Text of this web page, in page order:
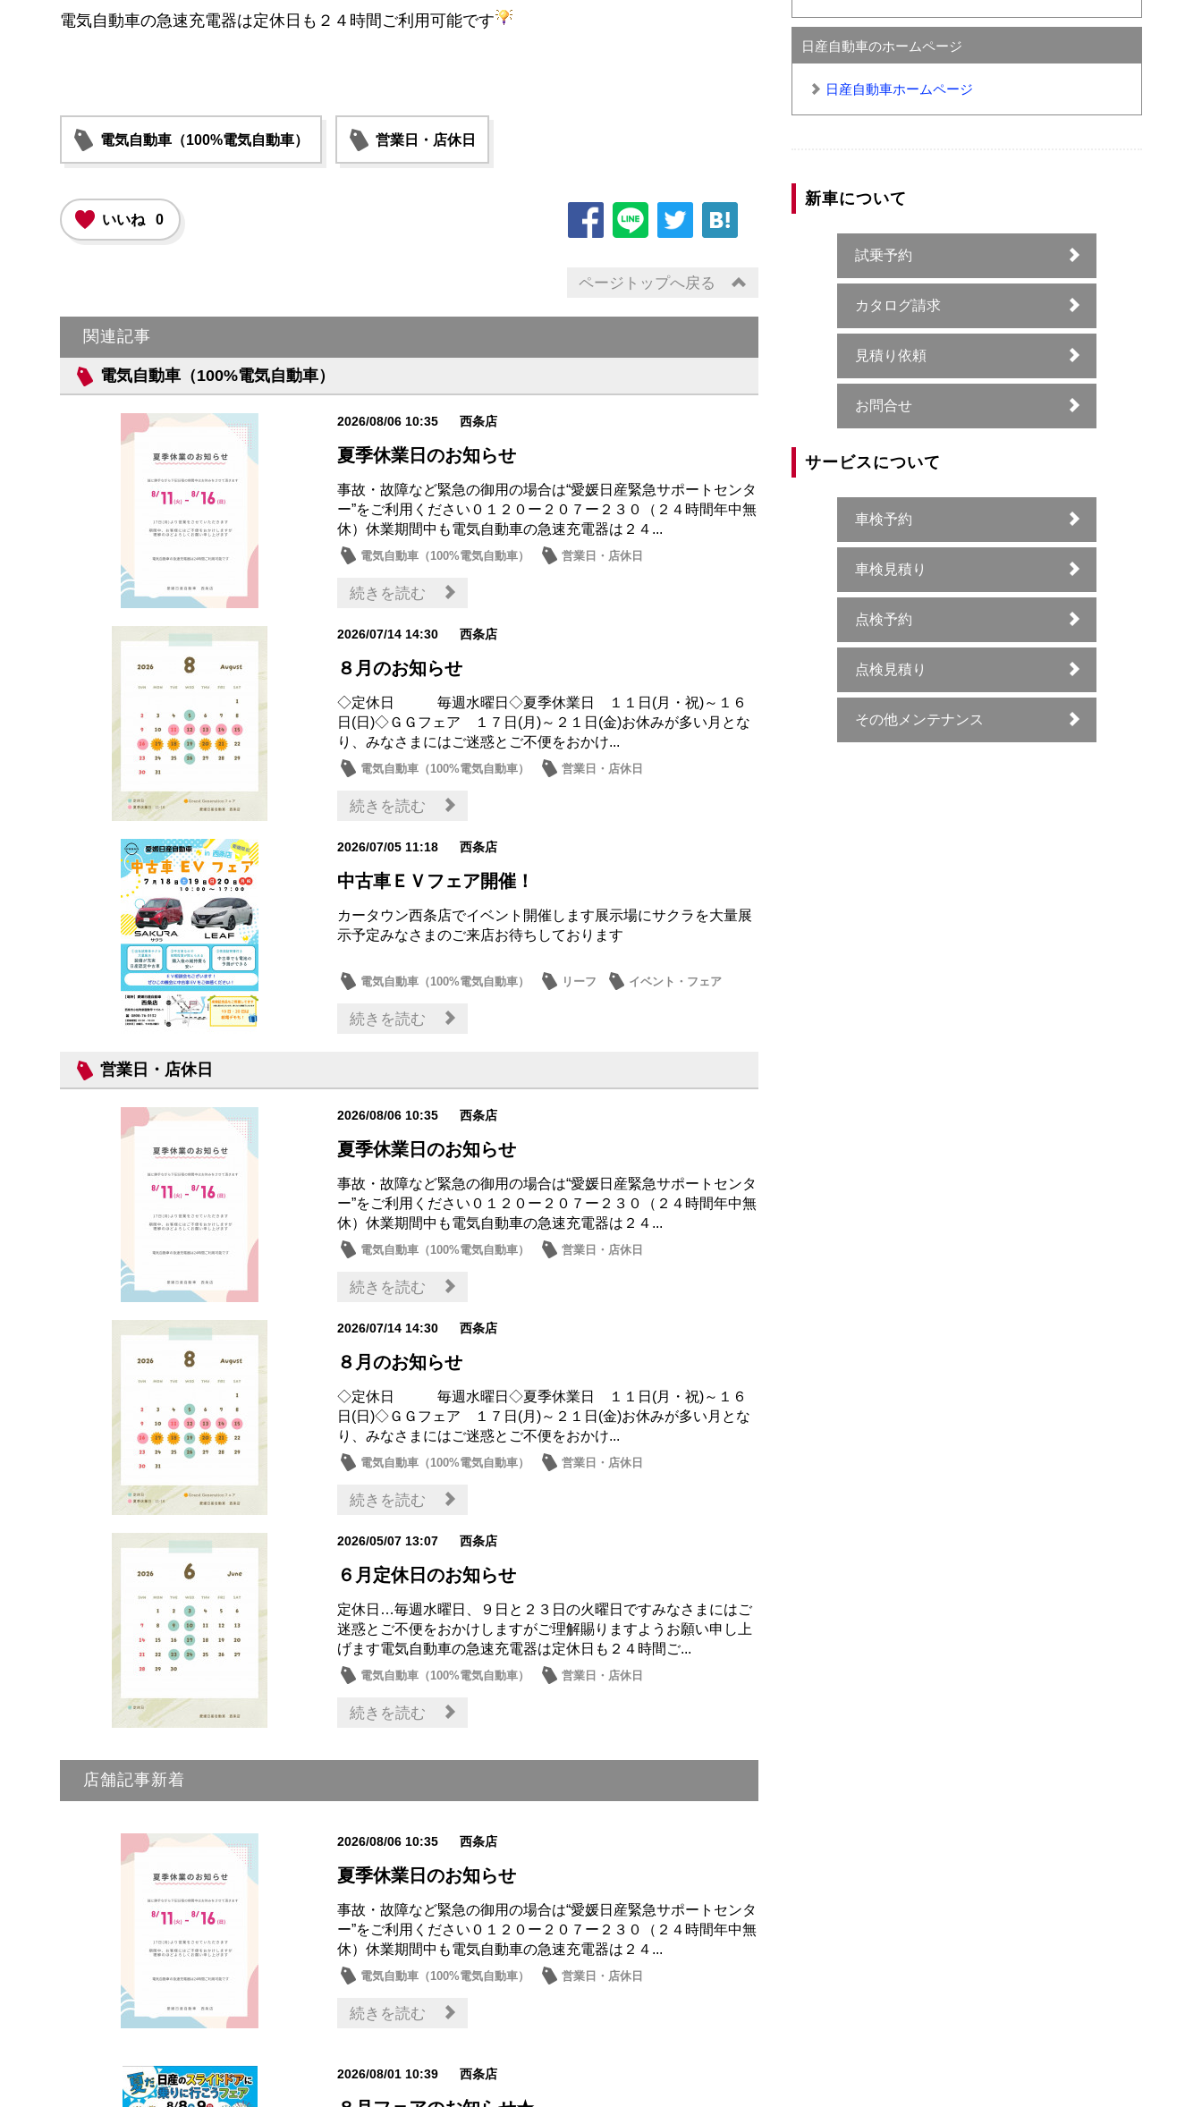
電気自動車の急速充電器は定休日も２４時間ご利用可能です
電気自動車（100%電気自動車） 営業日・店休日
いいね 0
ページトップへ戻る
関連記事
電気自動車（100%電気自動車）
2026/08/06 10:35 西条店
夏季休業日のお知らせ
事故・故障など緊急の御用の場合は“愛媛日産緊急サポートセンタ
ー”をご利用ください０１２０ー２０７ー２３０（２４時間年中無
休）休業期間中も電気自動車の急速充電器は２４...
電気自動車（100%電気自動車） 営業日・店休日
続きを読む
2026/07/14 14:30 西条店
８月のお知らせ
◇定休日 毎週水曜日◇夏季休業日 １１日(月・祝)～１６
日(日)◇ＧＧフェア １７日(月)～２１日(金)お休みが多い月とな
り、みなさまにはご迷惑とご不便をおかけ...
電気自動車（100%電気自動車） 営業日・店休日
続きを読む
2026/07/05 11:18 西条店
中古車ＥＶフェア開催！
カータウン西条店でイベント開催します展示場にサクラを大量展
示予定みなさまのご来店お待ちしております
電気自動車（100%電気自動車） リーフ
イベント・フェア
サクラ
続きを読む
営業日・店休日
2026/08/06 10:35 西条店
夏季休業日のお知らせ
事故・故障など緊急の御用の場合は“愛媛日産緊急サポートセンタ
ー”をご利用ください０１２０ー２０７ー２３０（２４時間年中無
休）休業期間中も電気自動車の急速充電器は２４...
電気自動車（100%電気自動車） 営業日・店休日
続きを読む
2026/07/14 14:30 西条店
８月のお知らせ
◇定休日 毎週水曜日◇夏季休業日 １１日(月・祝)～１６
日(日)◇ＧＧフェア １７日(月)～２１日(金)お休みが多い月とな
り、みなさまにはご迷惑とご不便をおかけ...
電気自動車（100%電気自動車） 営業日・店休日
続きを読む
2026/05/07 13:07 西条店
６月定休日のお知らせ
定休日…毎週水曜日、９日と２３日の火曜日ですみなさまにはご
迷惑とご不便をおかけしますがご理解賜りますようお願い申し上
げます電気自動車の急速充電器は定休日も２４時間ご...
電気自動車（100%電気自動車） 営業日・店休日
続きを読む
店舗記事新着
2026/08/06 10:35 西条店
夏季休業日のお知らせ
事故・故障など緊急の御用の場合は“愛媛日産緊急サポートセンタ
ー”をご利用ください０１２０ー２０７ー２３０（２４時間年中無
休）休業期間中も電気自動車の急速充電器は２４...
電気自動車（100%電気自動車） 営業日・店休日
続きを読む
2026/08/01 10:39 西条店
日産自動車のホームページ
日産自動車ホームページ
新車について
試乗予約
カタログ請求
見積り依頼
お問合せ
サービスについて
車検予約
車検見積り
点検予約
点検見積り
その他メンテナンス